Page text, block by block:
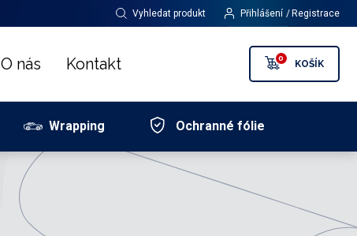
Vyhledat produkt Přihlášení Registrace
O nás Kontakt 0 KOŠÍK
Wrapping Ochranné fólie